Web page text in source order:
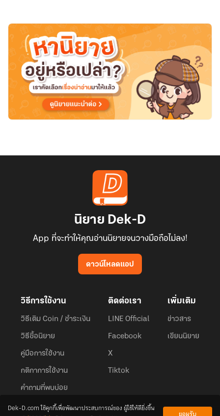
นิยาย Dek-D
App ที่จะทำให้คุณอ่านนิยายจนวางมือถือไม่ลง!
ดาวน์โหลดแอป
วิธีการใช้งาน
วิธีเติม Coin / ชำระเงิน
วิธีซื้อนิยาย
คู่มือการใช้งาน
กติกาการใช้งาน
คำถามที่พบบ่อย
ติดต่อเรา
LINE Official
Facebook
X
Tiktok
เพิ่มเติม
ข่าวสาร
เขียนนิยาย
Dek-D.com ใช้คุกกี้เพื่อพัฒนาประสบการณ์ของ ผู้ใช้ให้ดียิ่งขึ้น